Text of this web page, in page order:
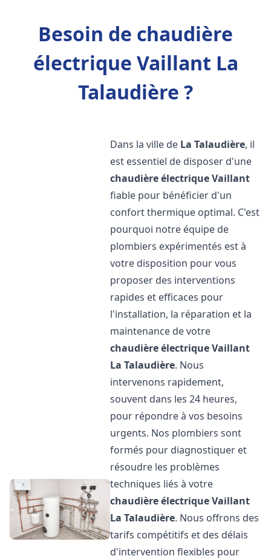
Besoin de chaudière
électrique Vaillant La
Talaudière ?
Dans la ville de La Talaudière, il
est essentiel de disposer d'une
chaudière électrique Vaillant
fiable pour bénéficier d'un
confort thermique optimal. C'est
pourquoi notre équipe de
plombiers expérimentés est à
votre disposition pour vous
proposer des interventions
rapides et efficaces pour
l'installation, la réparation et la
maintenance de votre
chaudière électrique Vaillant
La Talaudière. Nous
intervenons rapidement,
souvent dans les 24 heures,
pour répondre à vos besoins
urgents. Nos plombiers sont
formés pour diagnostiquer et
résoudre les problèmes
techniques liés à votre
chaudière électrique Vaillant
La Talaudière. Nous offrons des
tarifs compétitifs et des délais
d'intervention flexibles pour